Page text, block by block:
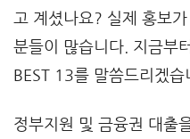
고 계셨나요? 실제 홍보
분들이 많습니다. 지금부
BEST 13를 말씀드리겠습
정부지원 및 금융권 대출